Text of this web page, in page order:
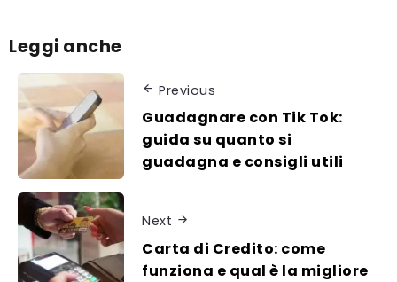
Leggi anche
Previous
Guadagnare con Tik Tok:
guida su quanto si
guadagna e consigli utili
Next
Carta di Credito: come
funziona e qual è la migliore